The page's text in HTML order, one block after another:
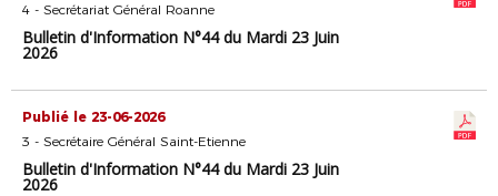
4 - Secrétariat Général Roanne
Bulletin d'Information N°44 du Mardi 23 Juin
2026
Publié le 23-06-2026
3 - Secrétaire Général Saint-Etienne
Bulletin d'Information N°44 du Mardi 23 Juin
2026